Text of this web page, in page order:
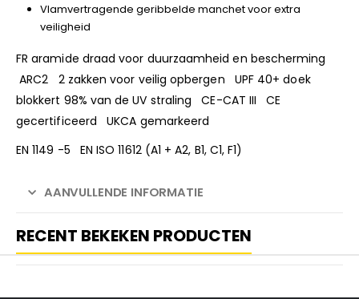
Vlamvertragende geribbelde manchet voor extra
veiligheid
FR aramide draad voor duurzaamheid en bescherming
ARC2 2 zakken voor veilig opbergen UPF 40+ doek
blokkert 98% van de UV straling CE-CAT III CE
gecertificeerd UKCA gemarkeerd
EN 1149 -5 EN ISO 11612 (A1 + A2, B1, C1, F1)
AANVULLENDE INFORMATIE
RECENT BEKEKEN PRODUCTEN